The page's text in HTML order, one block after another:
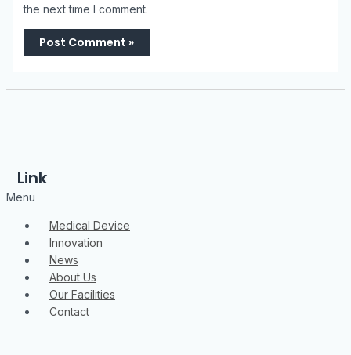
the next time I comment.
Link
Menu
Medical Device
Innovation
News
About Us
Our Facilities
Contact